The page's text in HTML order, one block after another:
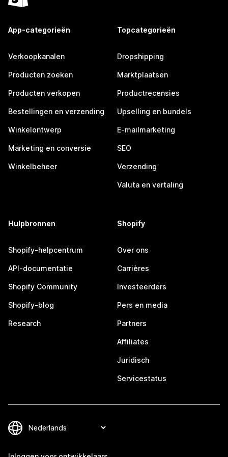
App-categorieën
Verkoopkanalen
Producten zoeken
Producten verkopen
Bestellingen en verzending
Winkelontwerp
Marketing en conversie
Winkelbeheer
Topcategorieën
Dropshipping
Marktplaatsen
Productrecensies
Upselling en bundels
E-mailmarketing
SEO
Verzending
Valuta en vertaling
Hulpbronnen
Shopify-helpcentrum
API-documentatie
Shopify Community
Shopify-blog
Research
Shopify
Over ons
Carrières
Investeerders
Pers en media
Partners
Affiliates
Juridisch
Servicestatus